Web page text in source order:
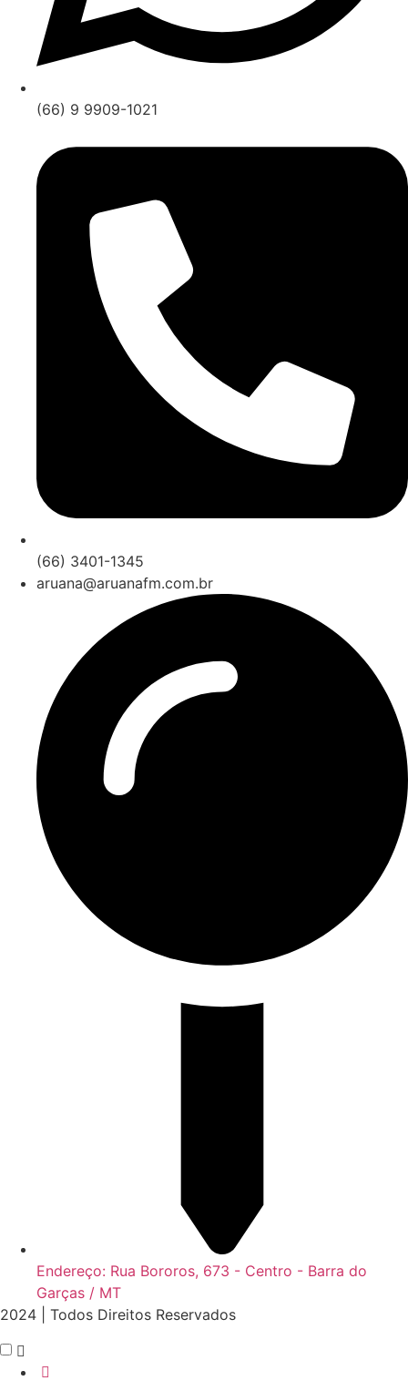
(66) 9 9909-1021
(66) 3401-1345
aruana@aruanafm.com.br
Endereço: Rua Bororos, 673 - Centro - Barra do
Garças / MT
2024 | Todos Direitos Reservados